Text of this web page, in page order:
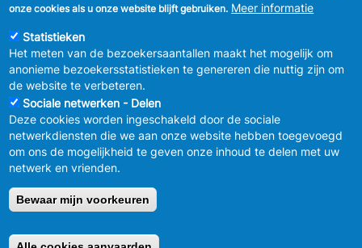
Instagram
MENU
FOOTER
LEGAL
Vertrouwelijkheid
Verbeteringsplan
van de sociale netwerken
1070-Brussel -
onze cookies als u onze website blijft gebruiken. Meer informatie
Statistieken
Het meten van de bezoekersaantallen maakt het mogelijk om
anonieme bezoekersstatistieken te genereren die nuttig zijn om
de website te verbeteren.
Sociale netwerken - Delen
Deze cookies worden ingeschakeld door de sociale
netwerkdiensten die we aan onze website hebben toegevoegd
om ons de mogelijkheid te geven onze inhoud te delen met uw
netwerk en vrienden.
Bewaar mijn voorkeuren